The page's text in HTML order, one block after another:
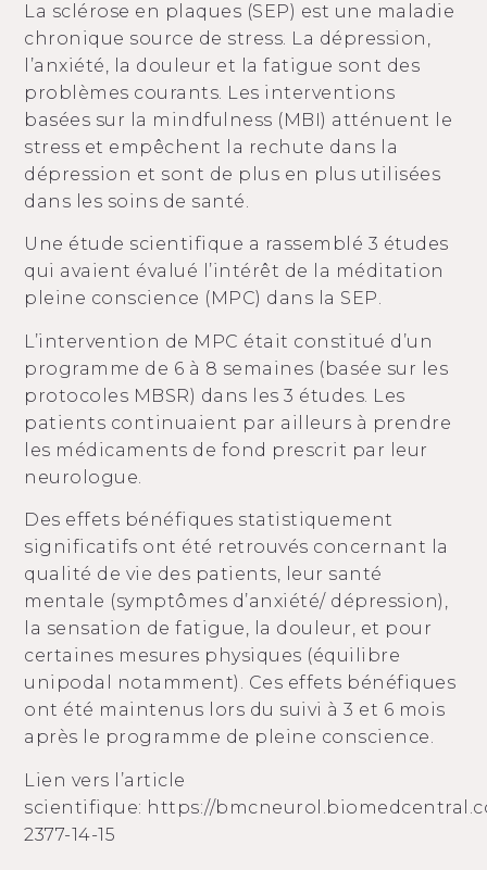
La sclérose en plaques (SEP) est une maladie
chronique source de stress. La dépression,
l’anxiété, la douleur et la fatigue sont des
problèmes courants. Les interventions
basées sur la mindfulness (MBI) atténuent le
stress et empêchent la rechute dans la
dépression et sont de plus en plus utilisées
dans les soins de santé.
Une étude scientifique a rassemblé 3 études
qui avaient évalué l’intérêt de la méditation
pleine conscience (MPC) dans la SEP.
L’intervention de MPC était constitué d’un
programme de 6 à 8 semaines (basée sur les
protocoles MBSR) dans les 3 études. Les
patients continuaient par ailleurs à prendre
les médicaments de fond prescrit par leur
neurologue.
Des effets bénéfiques statistiquement
significatifs ont été retrouvés concernant la
qualité de vie des patients, leur santé
mentale (symptômes d’anxiété/ dépression),
la sensation de fatigue, la douleur, et pour
certaines mesures physiques (équilibre
unipodal notamment). Ces effets bénéfiques
ont été maintenus lors du suivi à 3 et 6 mois
après le programme de pleine conscience.
Lien vers l’article
scientifique: https://
2377-14-15